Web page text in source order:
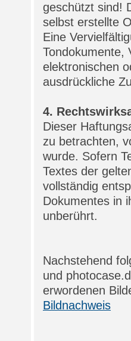
geschützt sind!
selbst erstellte
Eine
Tondokumente,
elektronischen
ausdrückliche
4.
Dieser
zu betrachten,
wurde. Sofern
Textes der
vollständig
Dokumentes in
unberührt.
Nachstehend
und
erwordenen
Bildnachweis